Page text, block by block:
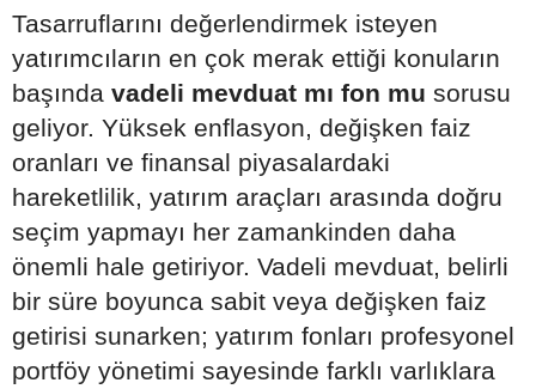
Tasarruflarını değerlendirmek isteyen
yatırımcıların en çok merak ettiği konuların
başında vadeli mevduat mı fon mu sorusu
geliyor. Yüksek enflasyon, değişken faiz
oranları ve finansal piyasalardaki
hareketlilik, yatırım araçları arasında doğru
seçim yapmayı her zamankinden daha
önemli hale getiriyor. Vadeli mevduat, belirli
bir süre boyunca sabit veya değişken faiz
getirisi sunarken; yatırım fonları profesyonel
portföy yönetimi sayesinde farklı varlıklara